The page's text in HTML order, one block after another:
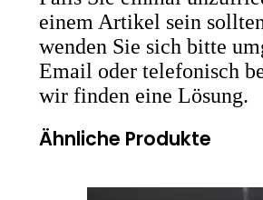
einem Artikel sein
wenden Sie sich bitte
Email oder telefonisch
wir finden eine Lösung.
Ähnliche Produkte